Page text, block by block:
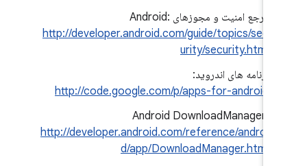
مرجع امنیت و مجوزهای Android:
http://developer.android.com/guide/topics/sec
urity/security.html
برنامه های اندروید:
http://code.google.com/p/apps-for-android
Android DownloadManager:
http://developer.android.com/reference/androi
d/app/DownloadManager.html